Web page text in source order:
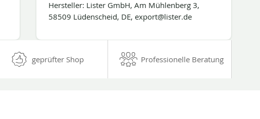
Hersteller: Lister GmbH, Am Mühlenberg 3,
58509 Lüdenscheid, DE, export@lister.de
geprüfter Shop Professionelle Beratung